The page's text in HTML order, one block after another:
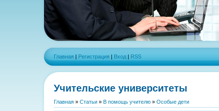
Главная | Регистрация | Вход | RSS
Учительские университеты
Главная » Статьи » В помощь учителю » Особые дети